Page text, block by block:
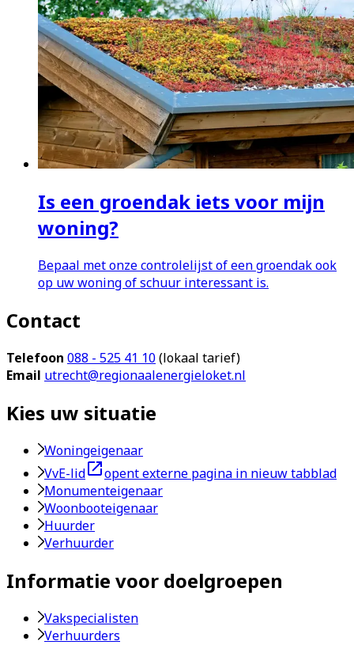
Is een groendak iets voor mijn
woning?
Bepaal met onze controlelijst of een groendak ook
op uw woning of schuur interessant is.
Contact
Telefoon 088 - 525 41 10(lokaal tarief)
Email utrecht@regionaalenergieloket.nl
Kies uw situatie
Woningeigenaar
VvE-lid
opent externe pagina in nieuw tabblad
Monumenteigenaar
Woonbooteigenaar
Huurder
Verhuurder
Informatie voor doelgroepen
Vakspecialisten
Verhuurders